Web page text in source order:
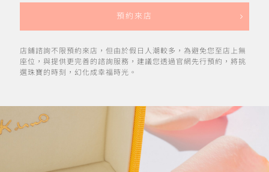
預約來店
店鋪諮詢不限預約來店，但由於假日人潮較多，為避免您至店上無
座位，與提供更完善的諮詢服務，建議您透過官網先行預約，將挑
選珠寶的時刻，幻化成幸福時光。